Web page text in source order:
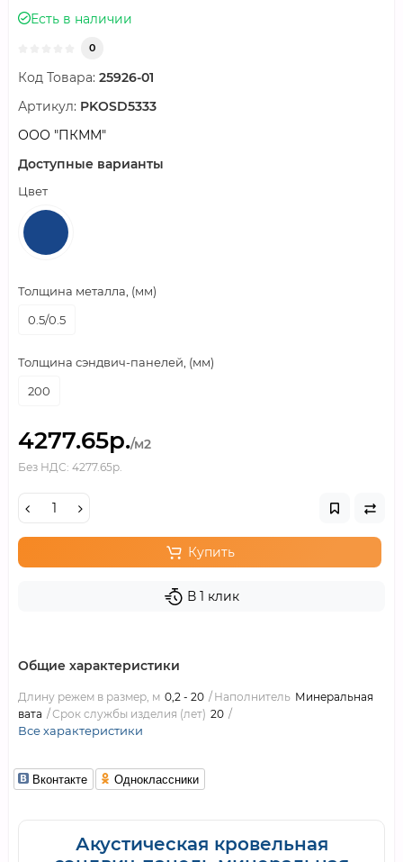
Есть в наличии
0
Код Товара: 25926-01
Артикул: PKOSD5333
ООО "ПКММ"
Доступные варианты
Цвет
Толщина металла, (мм)
0.5/0.5
Толщина сэндвич-панелей, (мм)
200
4277.65р./м2
Без НДС: 4277.65р.
Купить
В 1 клик
Общие характеристики
Длину режем в размер, м 0,2 - 20 Наполнитель Минеральная
вата
Срок службы изделия (лет) 20
Все характеристики
Вконтакте Одноклассники
Акустическая кровельная